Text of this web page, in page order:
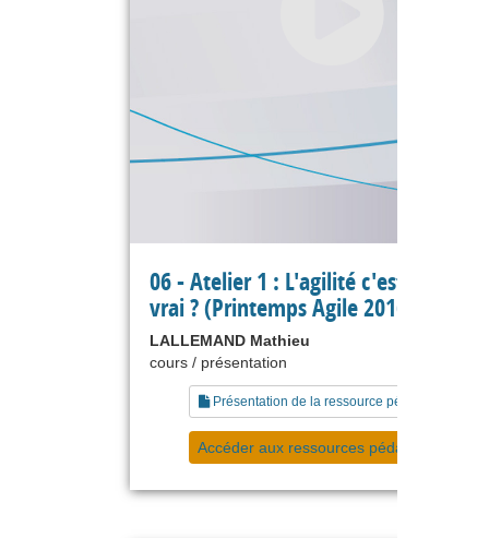
06 - Atelier 1 : L'agilité c'est quoi en
vrai ? (Printemps Agile 2016)
LALLEMAND Mathieu
cours / présentation
Présentation de la ressource pédagogique
Accéder aux ressources pédagogiques